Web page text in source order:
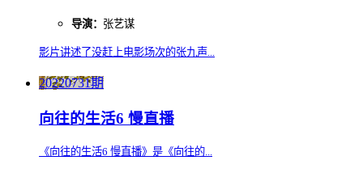
导演： 张艺谋
影片讲述了没赶上电影场次的张九声...
20220731期
向往的生活6 慢直播
《向往的生活6 慢直播》是《向往的...